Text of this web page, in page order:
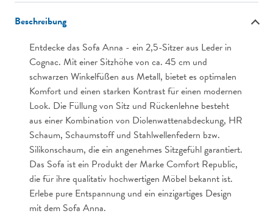
Beschreibung
Entdecke das Sofa Anna - ein 2,5-Sitzer aus Leder in
Cognac. Mit einer Sitzhöhe von ca. 45 cm und
schwarzen Winkelfüßen aus Metall, bietet es optimalen
Komfort und einen starken Kontrast für einen modernen
Look. Die Füllung von Sitz und Rückenlehne besteht
aus einer Kombination von Diolenwattenabdeckung, HR
Schaum, Schaumstoff und Stahlwellenfedern bzw.
Silikonschaum, die ein angenehmes Sitzgefühl garantiert.
Das Sofa ist ein Produkt der Marke Comfort Republic,
die für ihre qualitativ hochwertigen Möbel bekannt ist.
Erlebe pure Entspannung und ein einzigartiges Design
mit dem Sofa Anna.